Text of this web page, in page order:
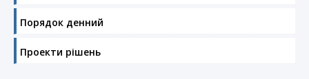
Порядок денний
Проекти рішень